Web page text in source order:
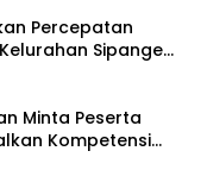
Percepatan
Sipange
Minta Peserta
Kompetensi